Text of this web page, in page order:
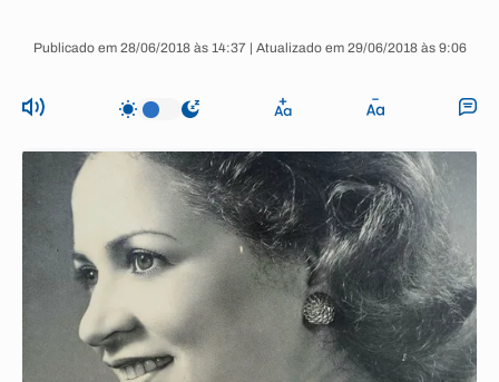
Publicado em 28/06/2018 às 14:37 | Atualizado em 29/06/2018 às 9:06